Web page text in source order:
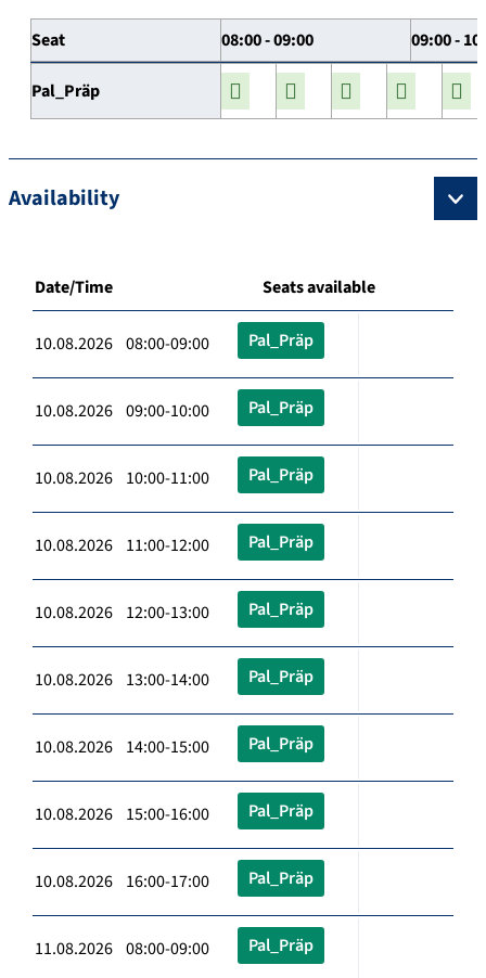
Seat 08:00 - 09:00 09:00 -
Pal_Präp
Availability
Date/Time Seats available
10.08.2026 08:00-09:00 Pal_Präp
10.08.2026 09:00-10:00 Pal_Präp
10.08.2026 10:00-11:00 Pal_Präp
10.08.2026 11:00-12:00 Pal_Präp
10.08.2026 12:00-13:00 Pal_Präp
10.08.2026 13:00-14:00 Pal_Präp
10.08.2026 14:00-15:00 Pal_Präp
10.08.2026 15:00-16:00 Pal_Präp
10.08.2026 16:00-17:00 Pal_Präp
11.08.2026 08:00-09:00 Pal_Präp